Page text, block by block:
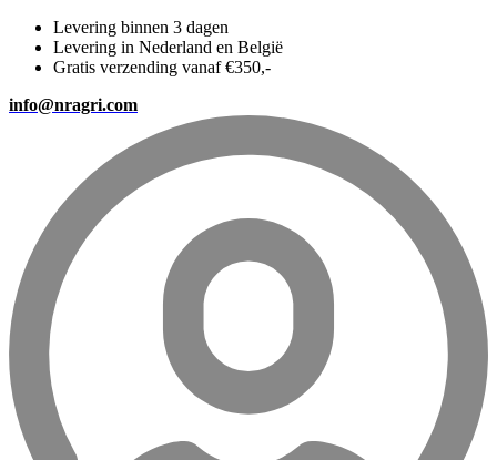
Levering binnen 3 dagen
Levering in Nederland en België
Gratis verzending vanaf €350,-
info@nragri.com